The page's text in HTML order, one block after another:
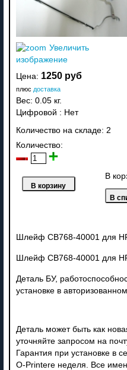
Увеличить
изображение
Цена: 1250 руб
плюс доставка
Вес: 0.05 кг.
Цифровой : Нет
Количество на складе: 2
Количество:
В
Шлейф CB768-40001 для
Шлейф CB768-40001 для
Деталь БУ,
установке в
Деталь может быть как
уточняйте запросом на
Гарантия при установке в
O-Printere неделя. Все